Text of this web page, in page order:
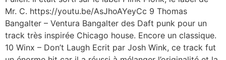
Mr. C. https://youtu.be/AsJhoAYeyCc 9 Thomas
Bangalter – Ventura Bangalter des Daft punk pour un
track très inspirée Chicago house. Encore un classique.
10 Winx ‎– Don’t Laugh Ecrit par Josh Wink, ce track fut